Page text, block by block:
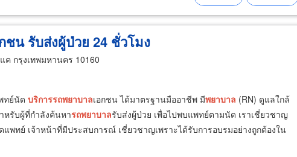
ชน รับส่งผู้ป่วย 24 ชั่วโมง
ค กรุงเทพมหานคร 10160
ทย์นัด บริการรถพยาบาลเอกชน ได้มาตรฐานมืออาชีพ มีพยาบาล (RN) ดูแลใกล้
หรับผู้ที่กำลังค้นหารถพยาบาลรับส่งผู้ป่วย เพื่อไปพบแพทย์ตามนัด เราเชี่ยวชาญ
แพทย์ เจ้าหน้าที่มีประสบการณ์ เชี่ยวชาญเพราะได้รับการอบรมอย่างถูกต้องใน